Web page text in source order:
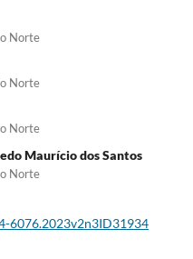
Norte
Norte
Norte
Maurício dos Santos
Norte
6076.2023v2n3ID31934